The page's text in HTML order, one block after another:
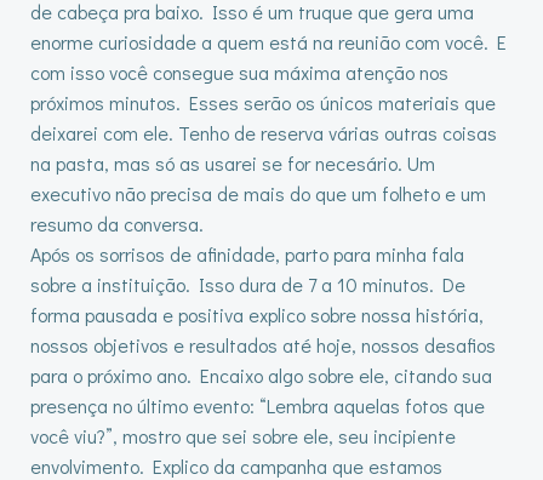
de cabeça pra baixo. Isso é um truque que gera uma
enorme curiosidade a quem está na reunião com você. E
com isso você consegue sua máxima atenção nos
próximos minutos. Esses serão os únicos materiais que
deixarei com ele. Tenho de reserva várias outras coisas
na pasta, mas só as usarei se for necesário. Um
executivo não precisa de mais do que um folheto e um
resumo da conversa.
Após os sorrisos de afinidade, parto para minha fala
sobre a instituição. Isso dura de 7 a 10 minutos. De
forma pausada e positiva explico sobre nossa história,
nossos objetivos e resultados até hoje, nossos desafios
para o próximo ano. Encaixo algo sobre ele, citando sua
presença no último evento: “Lembra aquelas fotos que
você viu?”, mostro que sei sobre ele, seu incipiente
envolvimento. Explico da campanha que estamos